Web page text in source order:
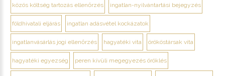
közös költség tartozás ellenőrzés ingatlan-nyilvántartási bejegyzés
földhivatali eljárás ingatlan adásvétel kockázatok
ingatlanvásárlás jogi ellenőrzés hagyatéki vita örököstársak vita
hagyatéki egyezség peren kívüli megegyezés öröklés